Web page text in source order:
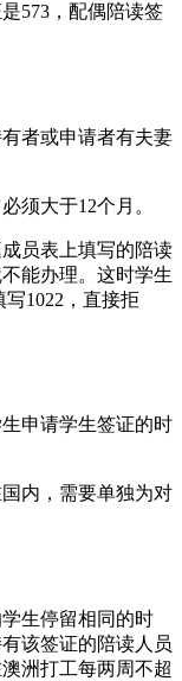
573，配偶陪读签
者或申请者有夫妻
须大于12个月。
员表上填写的陪读
能办理。这时学生
1022，直接拒
申请学生签证的时
内，需要单独为对
生停留相同的时
该签证的陪读人员
洲打工每两周不超